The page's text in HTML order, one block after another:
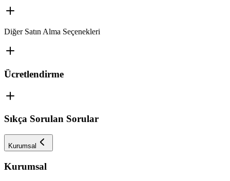
Diğer Satın Alma Seçenekleri
Ücretlendirme
Sıkça Sorulan Sorular
Kurumsal
Kurumsal